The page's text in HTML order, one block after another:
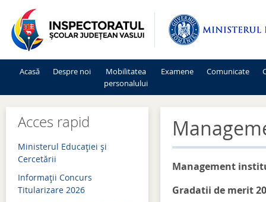
Acasă Despre noi
Mobilitatea
personalului
Mişcarea personalului 2025-2026
Examene
Bacalaureat 2026
Comunicate
Acces rapid
Ministerul Educației și
Cercetării
Informaţii Concurs
Titularizare 2026
Management
Gradatii de merit